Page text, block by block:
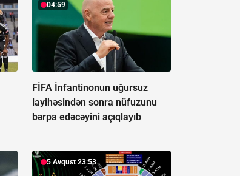
04:59
FİFA İnfantinonun uğursuz
layihəsindən sonra nüfuzunu
bərpa edəcəyini açıqlayıb
5 Avqust 23:53